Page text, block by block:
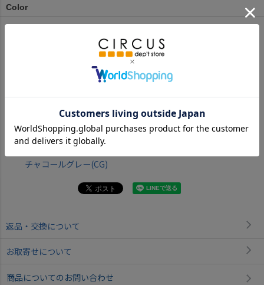
Color
チャコールグレー(CG)
返品・交換について
お取寄せについて
商品についてのお問い合わせ